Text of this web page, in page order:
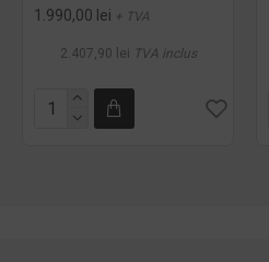
1.990,00 lei + TVA
2.407,90 lei TVA inclus